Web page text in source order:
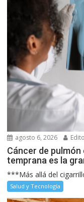
agosto 6, 2026
Cáncer de
temprana es la
***Más allá del
Salud y Tecnología